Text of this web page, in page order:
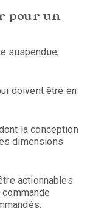
pour un
suspendue,
doivent être en
la conception
dimensions
actionnables